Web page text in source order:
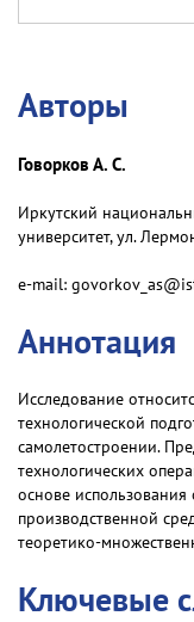
Авторы
Говорков А. С.
Иркутский
университет, ул.
e-mail:
Аннотация
Исследование
технологической
самолетостроении.
технологических
основе
производственной
теоретико-
Ключевые